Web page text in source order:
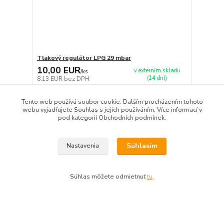
Tlakový regulátor LPG 29 mbar
10,00 EUR/ks
8,13 EUR bez DPH
v externím skladu
(14 dní)
Tento web používá soubor cookie. Dalším procházením tohoto
webu vyjadřujete Souhlas s jejich používáním. Více informací v
pod kategorií Obchodních podmínek.
Nastavenia Súhlasím
Súhlas môžete odmietnuťtu.